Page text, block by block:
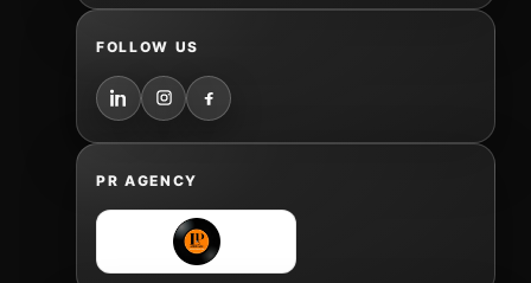
FOLLOW US
PR AGENCY